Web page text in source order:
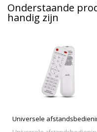
Onderstaande
handig zijn
Universele